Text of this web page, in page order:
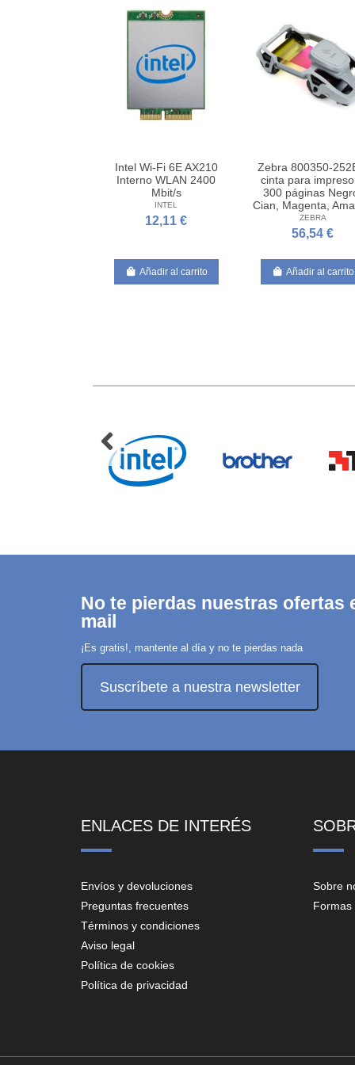
Intel Wi-Fi 6E AX210
Interno WLAN 2400
Mbit/s
INTEL
12,11 €
Añadir al carrito
Zebra 800350-
cinta para
300 páginas
Cian, Magenta,
ZEBRA
56,54 €
Añadir al carrito
No te pierdas nuestras ofertas
mail
¡Es gratis!, mantente al día y no te pierdas nada
Suscríbete a nuestra newsletter
ENLACES DE INTERÉS
Envíos y devoluciones
Preguntas frecuentes
Términos y condiciones
Aviso legal
Política de cookies
Política de privacidad
Sobre
Formas